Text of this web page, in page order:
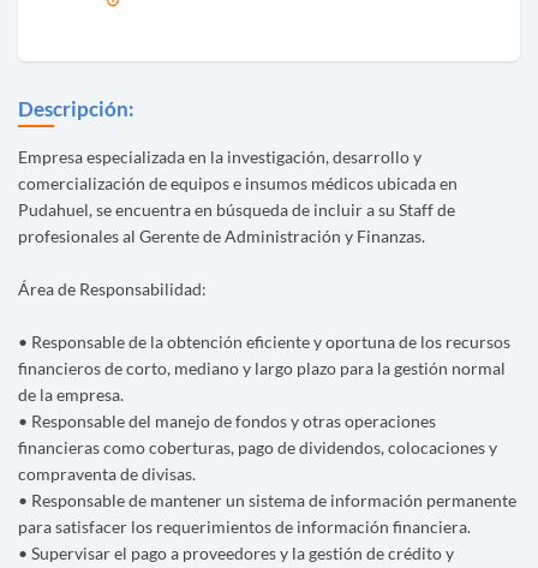
Descripción:
Empresa especializada en la investigación, desarrollo y
comercialización de equipos e insumos médicos ubicada en
Pudahuel, se encuentra en búsqueda de incluir a su Staff de
profesionales al Gerente de Administración y Finanzas.
Área de Responsabilidad:
• Responsable de la obtención eficiente y oportuna de los recursos
financieros de corto, mediano y largo plazo para la gestión normal
de la empresa.
• Responsable del manejo de fondos y otras operaciones
financieras como coberturas, pago de dividendos, colocaciones y
compraventa de divisas.
• Responsable de mantener un sistema de información permanente
para satisfacer los requerimientos de información financiera.
• Supervisar el pago a proveedores y la gestión de crédito y